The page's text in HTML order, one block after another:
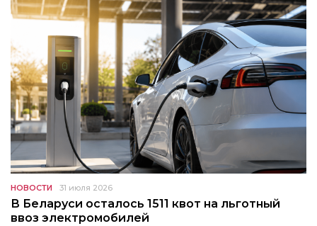
НОВОСТИ 31 июля 2026
В Беларуси осталось 1511 квот на льготный
ввоз электромобилей